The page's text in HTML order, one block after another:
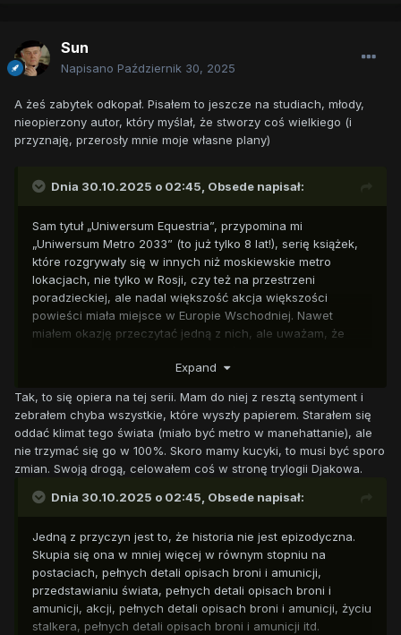
Sun
Napisano Październik 30, 2025
A żeś zabytek odkopał. Pisałem to jeszcze na studiach, młody,
nieopierzony autor, który myślał, że stworzy coś wielkiego (i
przyznaję, przerosły mnie moje własne plany)
Dnia 30.10.2025 o 02:45, Obsede napisał:
Sam tytuł „Uniwersum Equestria”, przypomina mi
„Uniwersum Metro 2033” (to już tylko 8 lat!), serię książek,
które rozgrywały się w innych niż moskiewskie metro
lokacjach, nie tylko w Rosji, czy też na przestrzeni
poradzieckiej, ale nadal większość akcja większości
powieści miała miejsce w Europie Wschodniej. Nawet
miałem okazję przeczytać jedną z nich, ale uważam, że
Expand
Tak, to się opiera na tej serii. Mam do niej z resztą sentyment i
zebrałem chyba wszystkie, które wyszły papierem. Starałem się
oddać klimat tego świata (miało być metro w manehattanie), ale
nie trzymać się go w 100%. Skoro mamy kucyki, to musi być sporo
zmian. Swoją drogą, celowałem coś w stronę trylogii Djakowa.
Dnia 30.10.2025 o 02:45, Obsede napisał:
Jedną z przyczyn jest to, że historia nie jest epizodyczna.
Skupia się ona w mniej więcej w równym stopniu na
postaciach, pełnych detali opisach broni i amunicji,
przedstawianiu świata, pełnych detali opisach broni i
amunicji, akcji, pełnych detali opisach broni i amunicji, życiu
stalkera, pełnych detali opisach broni i amunicji itd.